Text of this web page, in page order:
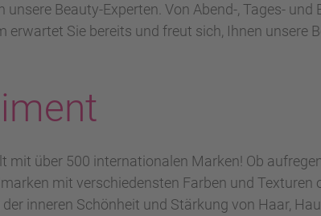
Beauty-Experten. Von Abend-, Tages-
erwartet Sie bereits und freut sich, Ihnen unsere
mit über 500 internationalen Marken! Ob
mit verschiedensten Farben und
inneren Schönheit und Stärkung von Haar,